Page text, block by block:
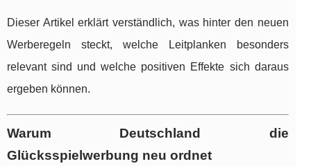
Dieser Artikel erklärt verständlich, was hinter den neuen
Werberegeln steckt, welche Leitplanken besonders
relevant sind und welche positiven Effekte sich daraus
ergeben können.
Warum Deutschland die
Glücksspielwerbung neu ordnet